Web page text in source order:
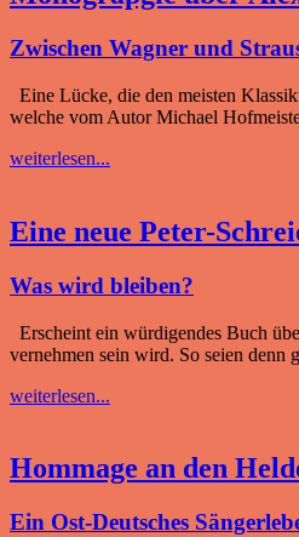
Zwischen Wagner und
Eine Lücke, die den meisten
welche vom Autor Michael
weiterlesen...
Eine neue Peter-
Was wird bleiben?
Erscheint ein würdigendes Buch
vernehmen sein wird. So seien
weiterlesen...
Hommage an den
Ein Ost-Deutsches